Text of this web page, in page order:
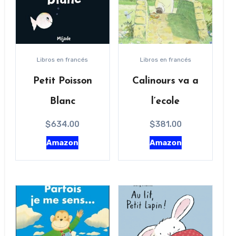
Libros en francés
Petit Poisson
Blanc
$634.00
Amazon
Libros en francés
Calinours va a
l’ecole
$381.00
Amazon